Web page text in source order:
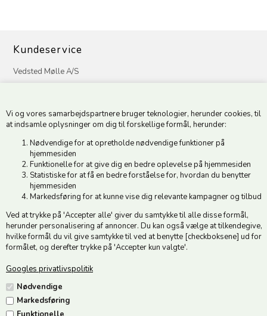
Vi og vores samarbejdspartnere bruger teknologier, herunder cookies, til
at indsamle oplysninger om dig til forskellige formål, herunder:
Nødvendige for at opretholde nødvendige funktioner på
hjemmesiden
Funktionelle for at give dig en bedre oplevelse på hjemmesiden
Statistiske for at få en bedre forståelse for, hvordan du benytter
hjemmesiden
Markedsføring for at kunne vise dig relevante kampagner og tilbud
Ved at trykke på 'Accepter alle' giver du samtykke til alle disse formål,
herunder personalisering af annoncer. Du kan også vælge at tilkendegive,
hvilke formål du vil give samtykke til ved at benytte [checkboksene] ud for
formålet, og derefter trykke på 'Accepter kun valgte'.
Googles privatlivspolitik
Nødvendige
Markedsføring
Kundeservice
Vedsted Mølle A/S
CVR 49879415 Mailvedstedmoelle@post.tele.dk
Åbningstider: Man-Fre 9.00-17.00 | Middagslukket 12.00-12.30 |
Lørdag 9.00-12.00
Hold dig opdateret
Tilmeld dig vores nyhedsbrev og modtag gode tilbud :)
Jeg accepterer vilkårene